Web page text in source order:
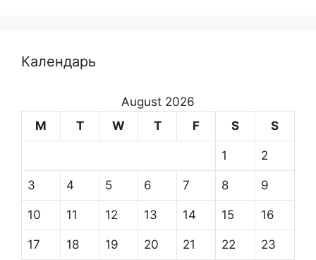
Календарь
August 2026
M
T W T F S S
1 2
3 4 5 6 7 8 9
10 11 12 13 14 15 16
17 18 19 20 21 22 23